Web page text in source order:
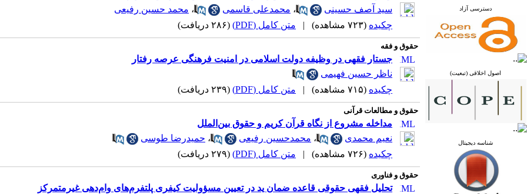
دسترسی آزاد
اصول اخلاقی (تبعیت)
شناسه دیجیتال
سید آصف حسینی
، محمدعلی قاسمی ، محمد حسین رفیعی
چکیده (۷۲۳ مشاهده) | متن کامل (PDF) (۲۸۶ دریافت)
حقوق و فقه
جستار فقهی در وظیفه دولت اسلامی در امنیت فرهنگی عرصه رفتار
ناظر حسین فهیمی
چکیده (۷۱۵ مشاهده) | متن کامل (PDF) (۲۳۹ دریافت)
حقوق و مطالعات قرآنی
مداخله مشروع از نگاه قرآن کریم و حقوق بین‌الملل
نعیم محمدی
، محمدحسین رفیعی ، حمیدرضا طوسی
چکیده (۷۲۶ مشاهده) | متن کامل (PDF) (۲۷۹ دریافت)
حقوق و فناوری
تحلیل فقهی حقوقی قاعده ضمان ید در تعیین مسؤولیت کیفری پلتفرم‌های وام‌دهی غیرمتمرکز